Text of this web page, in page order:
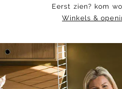
Eerst zien? kom
Winkels &